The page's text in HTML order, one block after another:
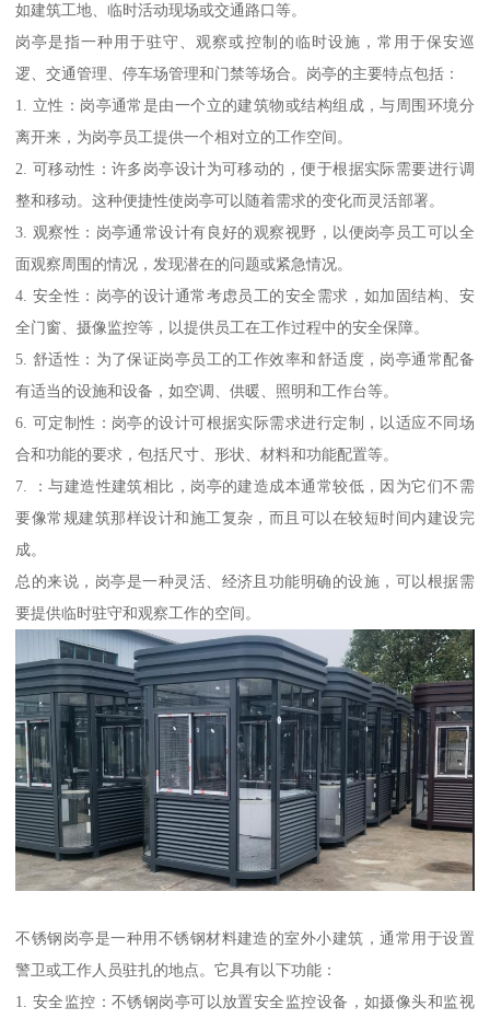
如建筑工地、临时活动现场或交通路口等。
岗亭是指一种用于驻守、观察或控制的临时设施，常用于保安巡
逻、交通管理、停车场管理和门禁等场合。岗亭的主要特点包括：
1. 立性：岗亭通常是由一个立的建筑物或结构组成，与周围环境分
离开来，为岗亭员工提供一个相对立的工作空间。
2. 可移动性：许多岗亭设计为可移动的，便于根据实际需要进行调
整和移动。这种便捷性使岗亭可以随着需求的变化而灵活部署。
3. 观察性：岗亭通常设计有良好的观察视野，以便岗亭员工可以全
面观察周围的情况，发现潜在的问题或紧急情况。
4. 安全性：岗亭的设计通常考虑员工的安全需求，如加固结构、安
全门窗、摄像监控等，以提供员工在工作过程中的安全保障。
5. 舒适性：为了保证岗亭员工的工作效率和舒适度，岗亭通常配备
有适当的设施和设备，如空调、供暖、照明和工作台等。
6. 可定制性：岗亭的设计可根据实际需求进行定制，以适应不同场
合和功能的要求，包括尺寸、形状、材料和功能配置等。
7. ：与建造性建筑相比，岗亭的建造成本通常较低，因为它们不需
要像常规建筑那样设计和施工复杂，而且可以在较短时间内建设完
成。
总的来说，岗亭是一种灵活、经济且功能明确的设施，可以根据需
要提供临时驻守和观察工作的空间。
不锈钢岗亭是一种用不锈钢材料建造的室外小建筑，通常用于设置
警卫或工作人员驻扎的地点。它具有以下功能：
1. 安全监控：不锈钢岗亭可以放置安全监控设备，如摄像头和监视